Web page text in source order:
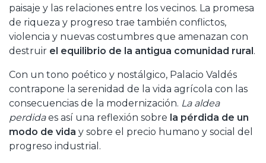
paisaje y las relaciones entre los vecinos. La promesa
de riqueza y progreso trae también conflictos,
violencia y nuevas costumbres que amenazan con
destruir el equilibrio de la antigua comunidad rural.
Con un tono poético y nostálgico, Palacio Valdés
contrapone la serenidad de la vida agrícola con las
consecuencias de la modernización. La aldea
perdidaes así una reflexión sobre la pérdida de un
modo de vida y sobre el precio humano y social del
progreso industrial.